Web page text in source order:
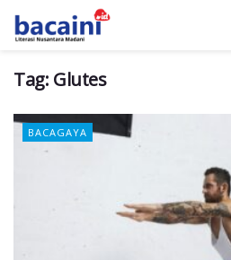
Tag: Glutes
BACAGAYA